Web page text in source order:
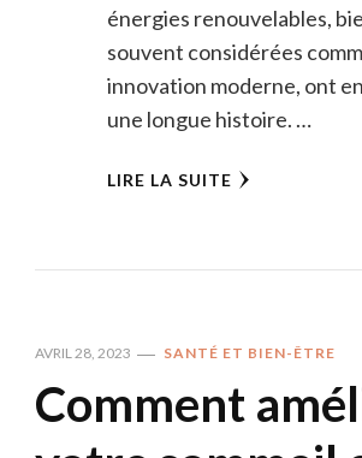
énergies renouvelables,
souvent considérées
innovation moderne, ont
une longue histoire. …
LIRE LA SUITE
AVRIL 28, 2023 SANTÉ ET BIEN-ÊTRE
Comment